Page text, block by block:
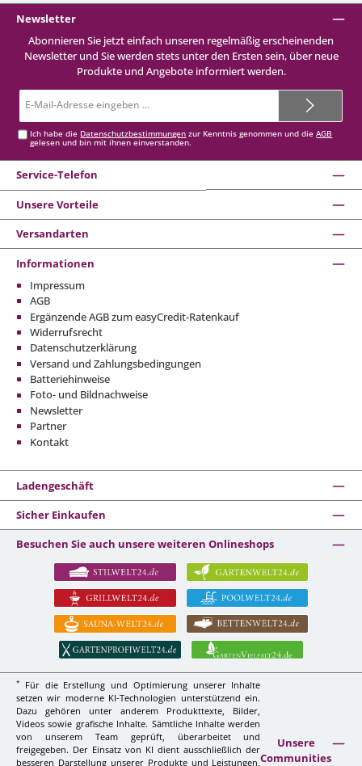
Newsletter
Abonnieren Sie jetzt einfach unseren regelmäßig erscheinenden
Newsletter und Sie werden stets unter den Ersten sein, über neue
Produkte und Angebote informiert werden.
Mail-
Ich habe die Datenschutzbestimmungen zur Kenntnis genommen und dieAGB
gelesen und bin mit ihnen einverstanden.
Service-Telefon
Unsere Vorteile
Versandarten
Informationen
Impressum
AGB
Ergänzende AGB zum easyCredit-Ratenkauf
Widerrufsrecht
Datenschutzerklärung
Versand und Zahlungsbedingungen
Batteriehinweise
Foto- und Bildnachweise
Newsletter
Partner
Kontakt
Ladengeschäft
Sicher Einkaufen
Besuchen Sie auch unsere weiteren Onlineshops
*
Für die Erstellung und Optimierung unserer Inhalte
setzen wir moderne KI-Technologien unterstützend ein.
Dazu gehören unter anderem Produkttexte, Bilder,
Videos sowie grafische Inhalte. Sämtliche Inhalte werden
von unserem Team geprüft, überarbeitet und
freigegeben. Der Einsatz von KI dient ausschließlich der
besseren Darstellung unserer Produkte und Leistungen,
Unsere
Communities